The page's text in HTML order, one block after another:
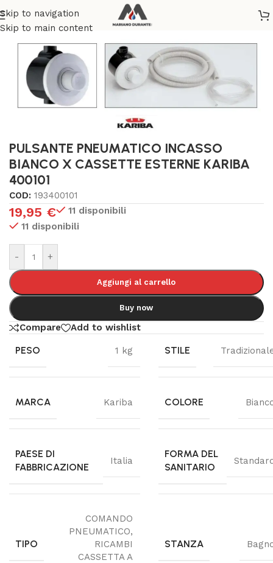
Skip to navigation
Skip to main content
Home/SANITARI/RICAMBI E ACCESSORI CASSETTE WC
PULSANTE PNEUMATICO INCASSO
BIANCO X CASSETTE ESTERNE KARIBA
400101
COD: 193400101
19,95 €
11 disponibili
11 disponibili
- +
Aggiungi al carrello
Buy now
Compare Add to wishlist
PESO 1 kg STILE
MARCA Kariba COLORE
PAESE DI
FABBRICAZIONE
Italia
FORMA DEL
SANITARIO
TIPO
COMANDO
PNEUMATICO,
RICAMBI
CASSETTA A
STANZA